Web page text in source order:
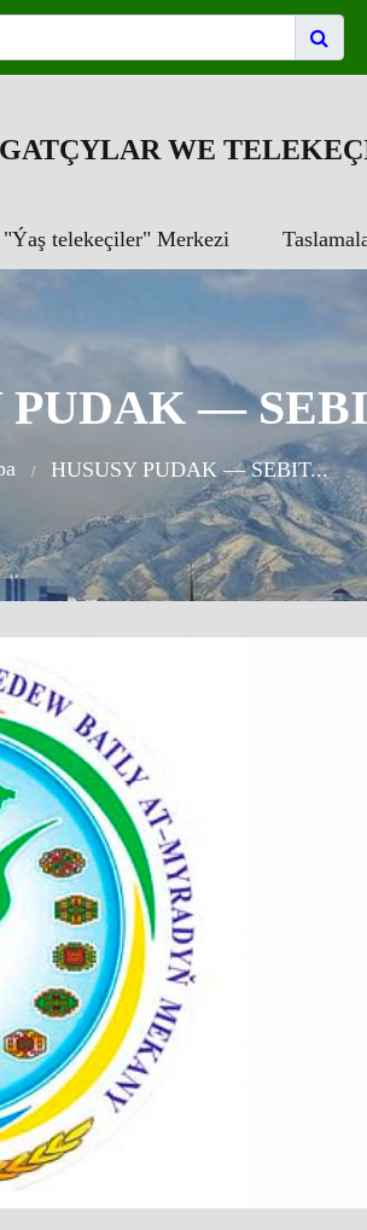
WE
"Ýaş telekeçiler" Merkezi
PUDAK —
HUSUSY PUDAK — SEBIT...